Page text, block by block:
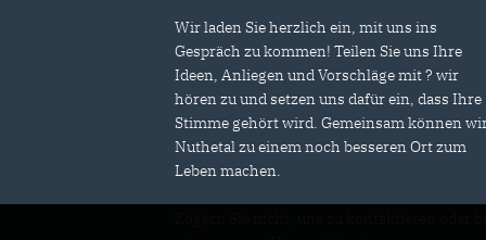
Wir laden Sie herzlich ein, mit uns ins
Gespräch zu kommen! Teilen Sie uns Ihre
Ideen, Anliegen und Vorschläge mit ? wir
hören zu und setzen uns dafür ein, dass Ihre
Stimme gehört wird. Gemeinsam können
Nuthetal zu einem noch besseren Ort zum
Leben machen.